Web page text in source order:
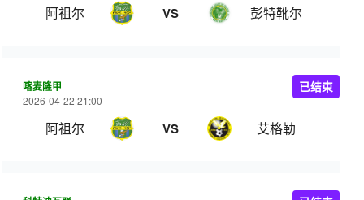
阿祖尔 VS 彭特靴尔
喀麦隆甲
2026-04-22 21:00
阿祖尔 VS 艾格勒
已结束